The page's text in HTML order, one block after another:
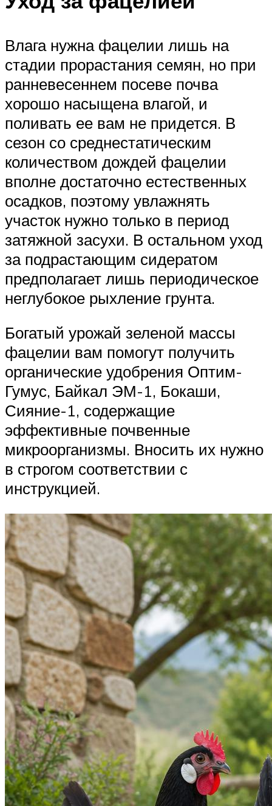
Влага нужна фацелии лишь на
стадии прорастания семян, но при
ранневесеннем посеве почва
хорошо насыщена влагой, и
поливать ее вам не придется. В
сезон со среднестатическим
количеством дождей фацелии
вполне достаточно естественных
осадков, поэтому увлажнять
участок нужно только в период
затяжной засухи. В остальном уход
за подрастающим сидератом
предполагает лишь периодическое
неглубокое рыхление грунта.
Богатый урожай зеленой массы
фацелии вам помогут получить
органические удобрения Оптим-
Гумус, Байкал ЭМ-1, Бокаши,
Сияние-1, содержащие
эффективные почвенные
микроорганизмы. Вносить их нужно
в строгом соответствии с
инструкцией.